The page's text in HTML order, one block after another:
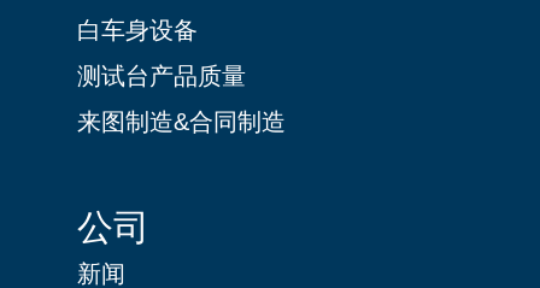
白车身设备
测试台产品质量
来图制造&合同制造
公司
新闻